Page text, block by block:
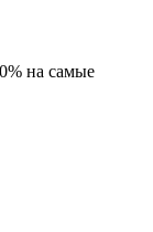
на самые